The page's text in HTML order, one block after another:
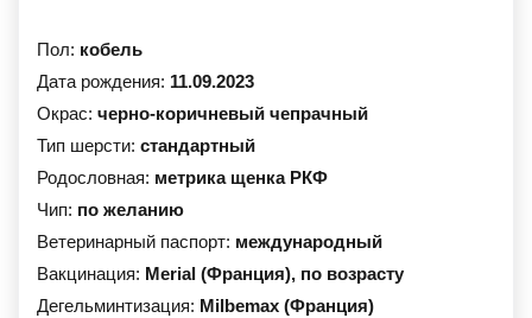
Пол: кобель
Дата рождения: 11.09.2023
Окрас: черно-коричневый чепрачный
Тип шерсти: стандартный
Родословная: метрика щенка РКФ
Чип: по желанию
Ветеринарный паспорт: международный
Вакцинация: Merial (Франция), по возрасту
Дегельминтизация: Milbemax (Франция)